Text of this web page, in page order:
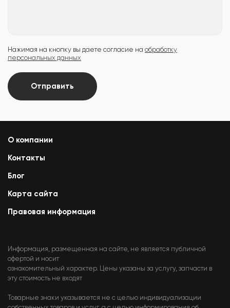
Нажимая на кнопку вы даете согласие на обработку
персональных данных
Отправить
О компании
Контакты
Блог
Карта сайта
Правовая информация
Информация, размещенная на сайте, не является публичной
офертой и носит
ознакомительный характер. Цены указаны за услугу, запчасти в
эту стоимость не входят
Товарные знаки указывается не с целью индивидуализации